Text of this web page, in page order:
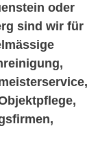
oder
sind wir für